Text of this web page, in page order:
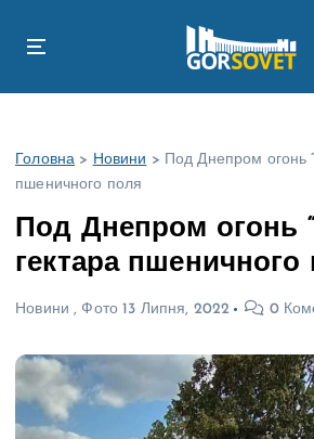
Головна > Новини >
Под Днепром огонь
пшеничного поля
Под Днепром огонь
гектара пшеничного
Новини , Фото 13 Липня, 2022 0